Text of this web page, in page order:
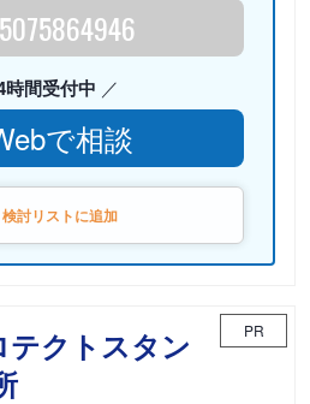
時間受付中
で相談
検討リストに追加
テクトスタン
PR